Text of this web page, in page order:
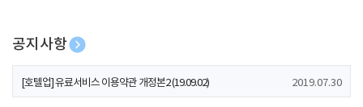
공지사항
[호텔업] 개인정보 처리방침 개정본1 (19.09.02)
[호텔업] 유료서비스 이용약관 개정본2 (19.09.02) 2019.07.30